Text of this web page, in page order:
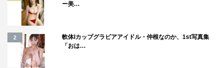
ー美…
2
軟体Iカップグラビアアイドル・仲根なのか、1st写真集
「おは…